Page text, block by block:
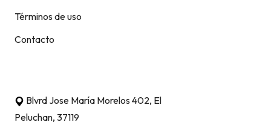
Términos de uso
Contacto
Blvrd Jose María Morelos 402, El
Peluchan, 37119